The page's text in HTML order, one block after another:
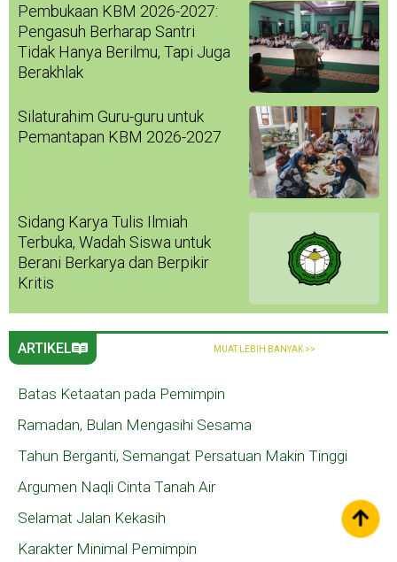
Pembukaan KBM 2026-2027:
Pengasuh Berharap Santri
Tidak Hanya Berilmu, Tapi Juga
Berakhlak
Silaturahim Guru-guru untuk
Pemantapan KBM 2026-2027
Sidang Karya Tulis Ilmiah
Terbuka, Wadah Siswa untuk
Berani Berkarya dan Berpikir
Kritis
ARTIKEL MUAT LEBIH BANYAK >>
Batas Ketaatan pada Pemimpin
Ramadan, Bulan Mengasihi Sesama
Tahun Berganti, Semangat Persatuan Makin Tinggi
Argumen Naqli Cinta Tanah Air
Selamat Jalan Kekasih
Karakter Minimal Pemimpin